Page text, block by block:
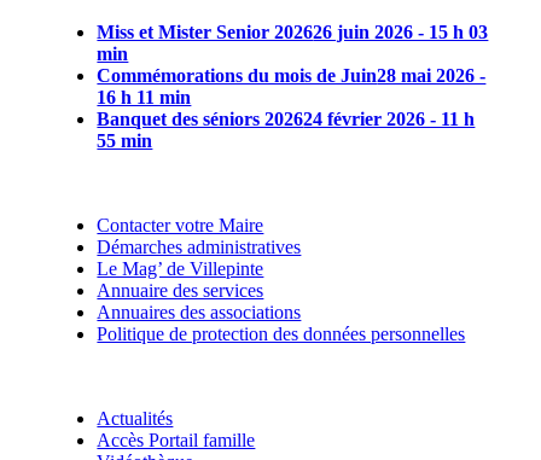
Miss et Mister Senior 202626 juin 2026 - 15 h 03
min
Commémorations du mois de Juin28 mai 2026 -
16 h 11 min
Banquet des séniors 202624 février 2026 - 11 h
55 min
Contacter votre Maire
Démarches administratives
Le Mag’ de Villepinte
Annuaire des services
Annuaires des associations
Politique de protection des données personnelles
Actualités
Accès Portail famille